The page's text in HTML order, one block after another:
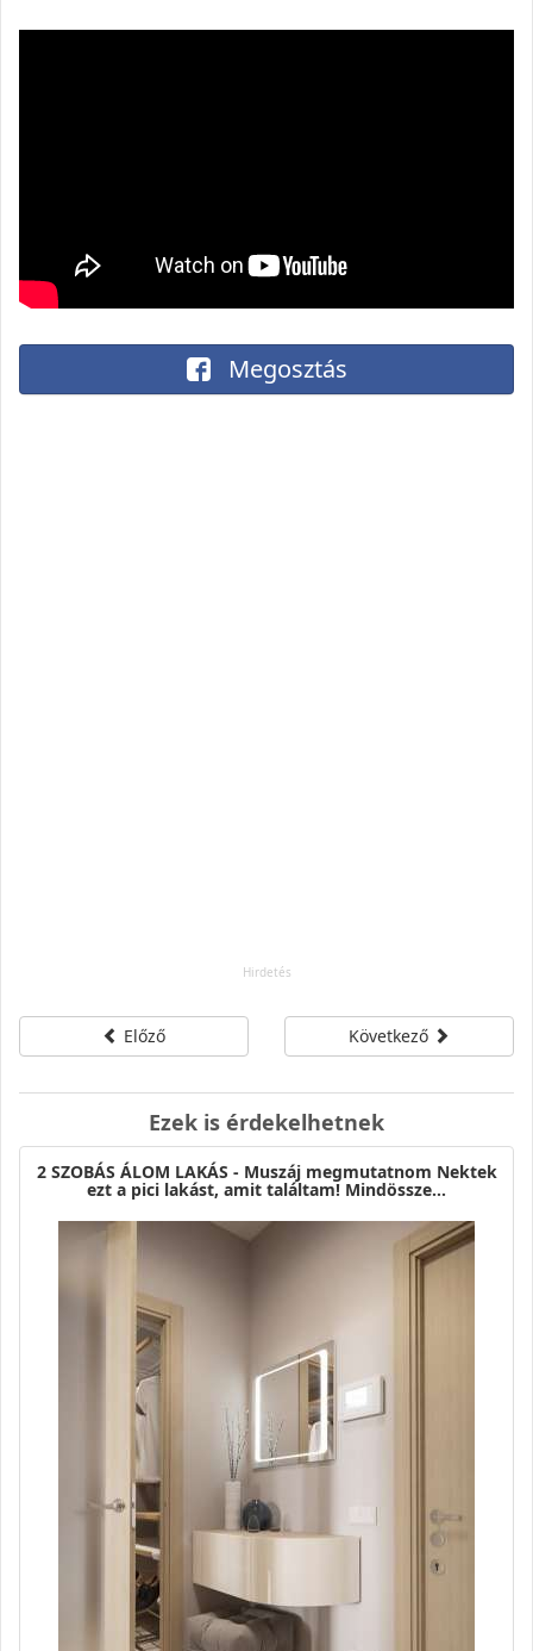
Megosztás
Előző Következő
Ezek is érdekelhetnek
2 SZOBÁS ÁLOM LAKÁS - Muszáj megmutatnom Nektek
ezt a pici lakást, amit találtam! Mindössze…